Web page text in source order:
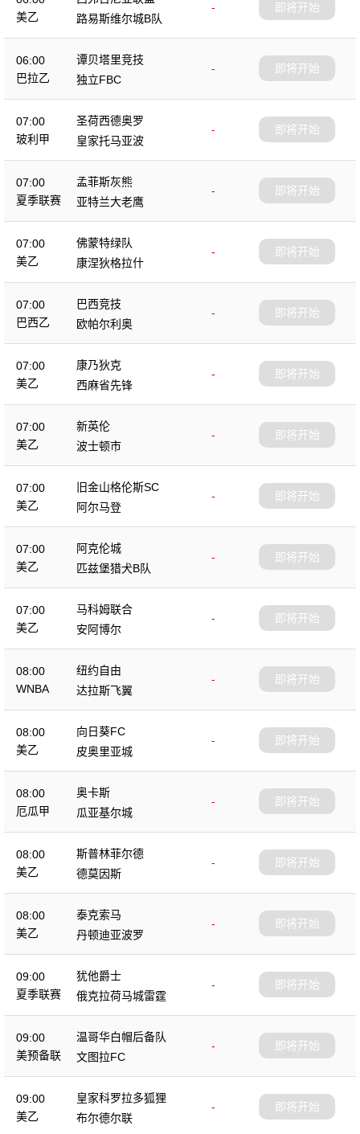
美乙
-
路易斯维尔城B队
即将开始
06:00
巴拉乙
谭贝塔里竞技
-
独立FBC
即将开始
07:00
玻利甲
圣荷西德奥罗
-
皇家托马亚波
即将开始
07:00
夏季联赛
孟菲斯灰熊
-
亚特兰大老鹰
即将开始
07:00
美乙
佛蒙特绿队
-
康涅狄格拉什
即将开始
07:00
巴西乙
巴西竞技
-
欧帕尔利奥
即将开始
07:00
美乙
康乃狄克
-
西麻省先锋
即将开始
07:00
美乙
新英伦
-
波士顿市
即将开始
07:00
美乙
旧金山格伦斯SC
-
阿尔马登
即将开始
07:00
美乙
阿克伦城
-
匹兹堡猎犬B队
即将开始
07:00
美乙
马科姆联合
-
安阿博尔
即将开始
08:00
WNBA
纽约自由
-
达拉斯飞翼
即将开始
08:00
美乙
向日葵FC
-
皮奥里亚城
即将开始
08:00
厄瓜甲
奥卡斯
-
瓜亚基尔城
即将开始
08:00
美乙
斯普林菲尔德
-
德莫因斯
即将开始
08:00
美乙
泰克索马
-
丹顿迪亚波罗
即将开始
09:00
夏季联赛
犹他爵士
-
俄克拉荷马城雷霆
即将开始
09:00
美预备联
温哥华白帽后备队
-
文图拉FC
即将开始
09:00
美乙
皇家科罗拉多狐狸
-
布尔德尔联
即将开始